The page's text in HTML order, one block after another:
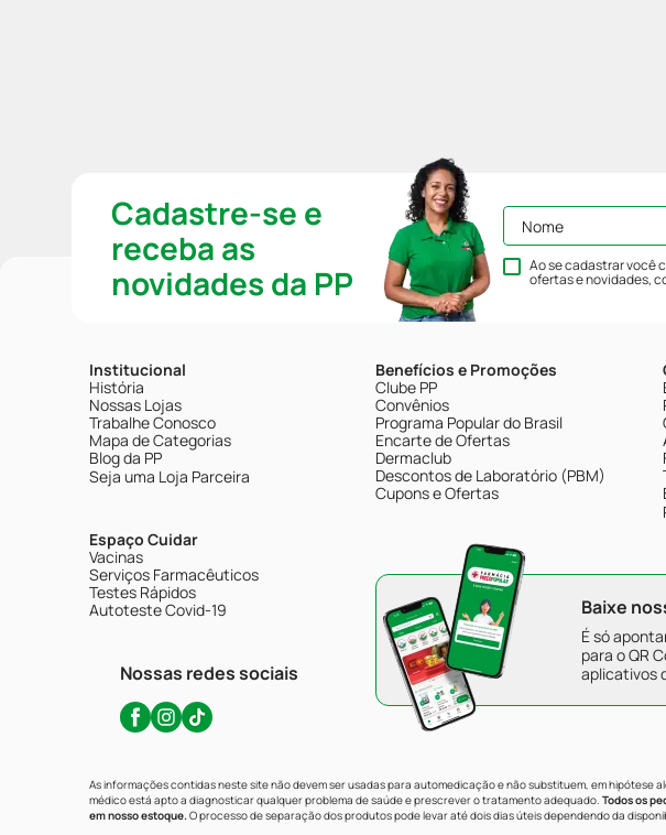
Cadastre-se e
receba as
novidades da PP
Ao se cadastrar você
ofertas e novidades,
Institucional
História
Nossas Lojas
Trabalhe Conosco
Mapa de Categorias
Blog da PP
Seja uma Loja Parceira
Espaço Cuidar
Vacinas
Serviços Farmacêuticos
Testes Rápidos
Autoteste Covid-19
Nossas redes sociais
Benefícios e Promoções
Clube PP
Convênios
Programa Popular do Brasil
Encarte de Ofertas
Dermaclub
Descontos de Laboratório (PBM)
Cupons e Ofertas
Baixe
É só
para o QR
aplicativos
As informações contidas neste site não devem ser usadas para automedicação e não substituem, em hipótese
médico está apto a diagnosticar qualquer problema de saúde e prescrever o tratamento adequado. Todos os
em nosso estoque.O processo de separação dos produtos pode levar até dois dias úteis dependendo da